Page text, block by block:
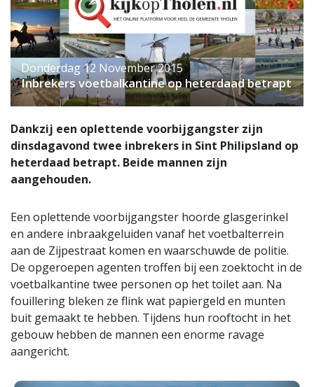
Donderdag 12 November 2015
Inbrekers voetbalkantine op heterdaad betrapt
Dankzij een oplettende voorbijgangster zijn
dinsdagavond twee inbrekers in Sint Philipsland op
heterdaad betrapt. Beide mannen zijn
aangehouden.
Een oplettende voorbijgangster hoorde glasgerinkel
en andere inbraakgeluiden vanaf het voetbalterrein
aan de Zijpestraat komen en waarschuwde de politie.
De opgeroepen agenten troffen bij een zoektocht in de
voetbalkantine twee personen op het toilet aan. Na
fouillering bleken ze flink wat papiergeld en munten
buit gemaakt te hebben. Tijdens hun rooftocht in het
gebouw hebben de mannen een enorme ravage
aangericht.